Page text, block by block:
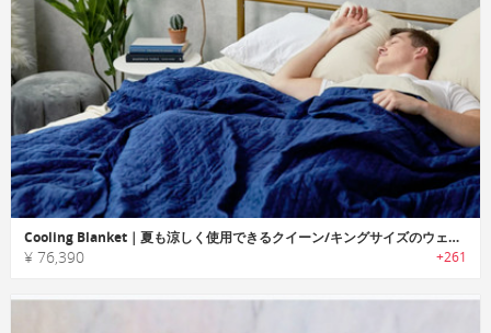
Cooling Blanket｜夏も涼しく使用できるクイーン/キングサイズのウェイトブランケット
¥ 76,390 +261